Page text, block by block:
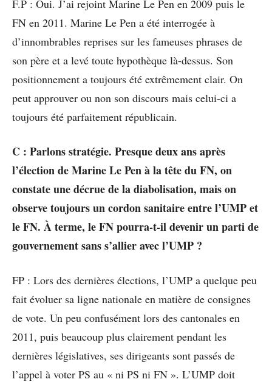
F.P : Oui. J’ai rejoint Marine Le Pen en 2009 puis le
FN en 2011. Marine Le Pen a été interrogée à
d’innombrables reprises sur les fameuses phrases de
son père et a levé toute hypothèque là-dessus. Son
positionnement a toujours été extrêmement clair. On
peut approuver ou non son discours mais celui-ci a
toujours été parfaitement républicain.
C : Parlons stratégie. Presque deux ans après
l’élection de Marine Le Pen à la tête du FN, on
constate une décrue de la diabolisation, mais on
observe toujours un cordon sanitaire entre l’UMP et
le FN. À terme, le FN pourra-t-il devenir un parti de
gouvernement sans s’allier avec l’UMP ?
FP : Lors des dernières élections, l’UMP a quelque peu
fait évoluer sa ligne nationale en matière de consignes
de vote. Un peu confusément lors des cantonales en
2011, puis beaucoup plus clairement pendant les
dernières législatives, ses dirigeants sont passés de
l’appel à voter PS au « ni PS ni FN ». L’UMP doit